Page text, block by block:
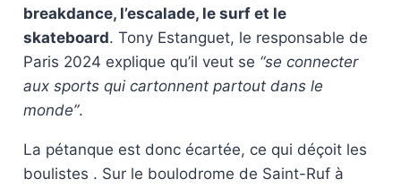
breakdance, l’escalade, le surf et le
skateboard. Tony Estanguet, le responsable de
Paris 2024 explique qu’il veut se “se connecter
aux sports qui cartonnent partout dans le
monde”.
La pétanque est donc écartée, ce qui déçoit les
boulistes . Sur le boulodrome de Saint-Ruf à